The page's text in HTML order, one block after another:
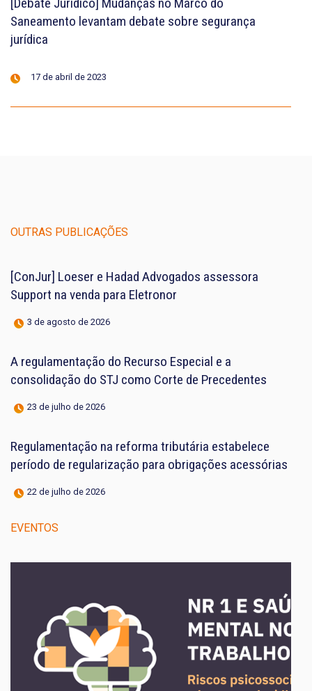
Saneamento levantam debate sobre segurança
jurídica
17 de abril de 2023
OUTRAS PUBLICAÇÕES
[ConJur] Loeser e Hadad Advogados assessora
Support na venda para Eletronor
3 de agosto de 2026
A regulamentação do Recurso Especial e a
consolidação do STJ como Corte de Precedentes
23 de julho de 2026
Regulamentação na reforma tributária estabelece
período de regularização para obrigações acessórias
22 de julho de 2026
EVENTOS